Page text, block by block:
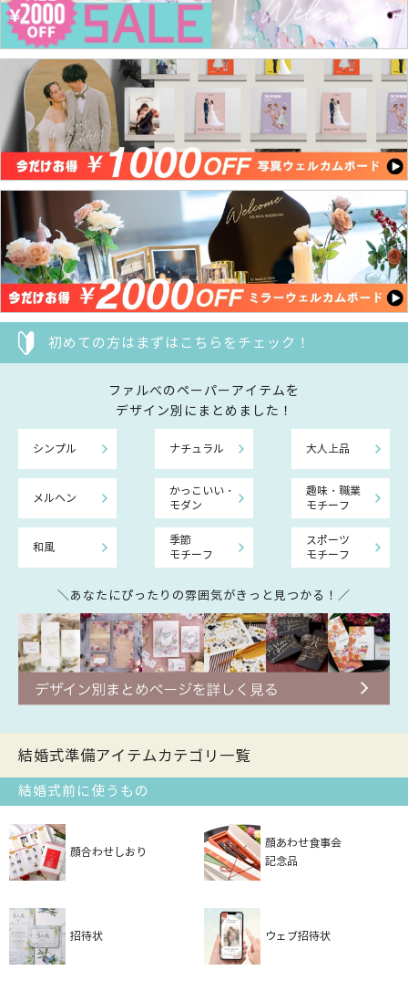
初めての方はまずはこちらをチェック！
ファルべのペーパーアイテムを
デザイン別にまとめました！
シンプル ナチュラル 大人上品
メルヘン
かっこいい・
モダン
趣味・職業
モチーフ
和風
季節
モチーフ
スポーツ
モチーフ
＼あなたにぴったりの雰囲気がきっと見つかる！／
結婚式準備アイテムカテゴリ一覧
結婚式前に使うもの
顔合わせしおり
顔あわせ食事会
記念品
招待状 ウェブ招待状